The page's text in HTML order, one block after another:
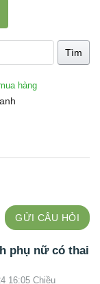
Tìm
hàng
GỬI CÂU HỎI
phụ nữ có thai
16:05 Chiều